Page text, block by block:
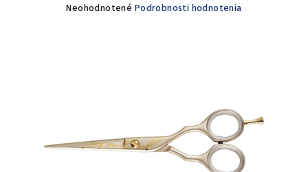
Priemerné
Neohodnotené Podrobnosti hodnotenia